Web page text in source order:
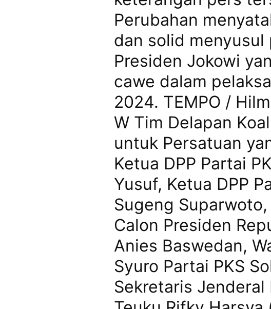
Perubahan
dan solid menyusul
Presiden Jokowi
cawe dalam
2024. TEMPO /
W Tim Delapan
untuk Persatuan
Ketua DPP Partai
Yusuf, Ketua DPP
Sugeng
Calon Presiden
Anies Baswedan,
Syuro Partai PKS
Sekretaris